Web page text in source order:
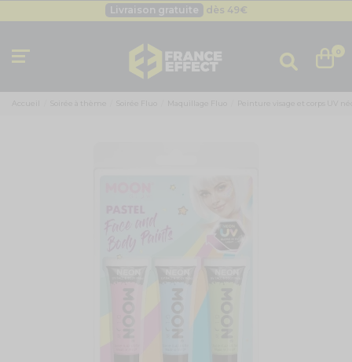
Livraison gratuite dès 49€
Livraison gratuite dès 49 0
Accueil Soirée à thème Maquillage Fluo Peinture visage et corps UV